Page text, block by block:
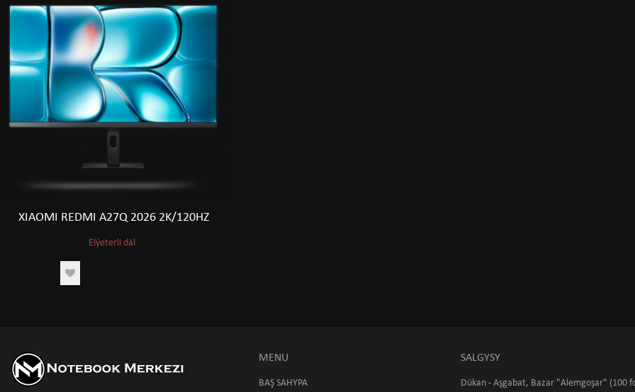
XIAOMI REDMI A27Q 2026 2K/120HZ
Elýeterli däl
MENU
BAŞ SAHYPA
SALGYSY
Dükan - Aşgabat, Bazar "Alemgoşar" (100